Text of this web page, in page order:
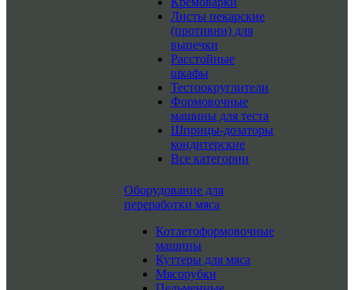
Листы пекарские
(противни) для
выпечки
Расстойные
шкафы
Тестоокруглители
Формовочные
машины для теста
Шприцы-дозаторы
кондитерские
Все категории
Оборудование для
переработки мяса
Котлетоформовочные
машины
Куттеры для мяса
Мясорубки